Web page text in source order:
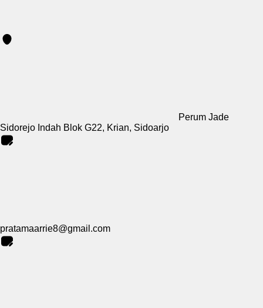
Perum Jade
Sidorejo Indah Blok G22, Krian, Sidoarjo
pratamaarrie8@gmail.com